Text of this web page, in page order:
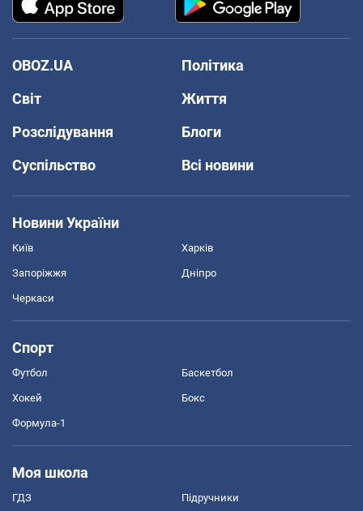
OBOZ.UA
Політика
Світ
Життя
Розслідування
Блоги
Суспільство
Всі новини
Новини України
Київ Харків
Запоріжжя Дніпро
Черкаси
Спорт
Футбол Баскетбол
Хокей Бокс
Формула-1
Моя школа
ГДЗ Підручники